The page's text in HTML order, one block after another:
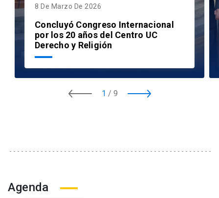
8 De Marzo De 2026
Concluyó Congreso Internacional
por los 20 años del Centro UC
Derecho y Religión
1 / 9
Agenda